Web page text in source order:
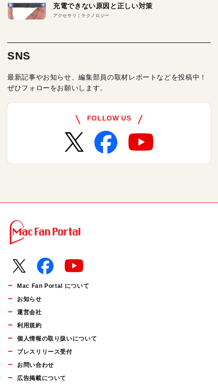
充電できない原因と正しい対策
アクセサリ テクノロジー
SNS
最新記事やお知らせ、編集部員の取材レポートなどを投稿中！
ぜひフォローをお願いします。
FOLLOW US
Mac Fan Portal について
お知らせ
運営会社
利用規約
個人情報の取り扱いについて
プレスリリース受付
お問い合わせ
広告掲載について